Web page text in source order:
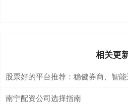
相关更
股票好的平台推荐：稳健券商、智
南宁配资公司选择指南